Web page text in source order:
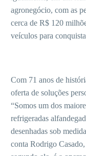
agronegócio, com as
cerca de R$ 120
veículos para
Com 71 anos de
oferta de soluções
“Somos um dos
refrigeradas
desenhadas sob
conta Rodrigo